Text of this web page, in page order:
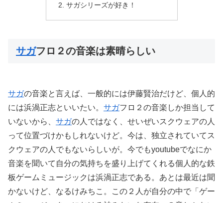
サガシリーズが好き！
サガフロ２の音楽は素晴らしい
サガの音楽と言えば、一般的には伊藤賢治だけど、個人的
には浜渦正志といいたい。 サガフロ２の音楽しか担当して
いないから、 サガの人ではなく、せいぜいスクウェアの人
って位置づけかもしれないけど。今は、独立されていてス
クウェアの人でもないらしいが。今でもyoutubeでなにか
音楽を聞いて自分の気持ちを盛り上げてくれる個人的な鉄
板ゲームミュージックは浜渦正志である。あとは最近は聞
かないけど、なるけみちこ。この２人が自分の中で「ゲー